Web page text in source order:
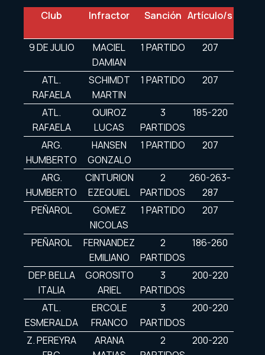
Club Infractor Sanción Artículo/s
9 DE JULIO
MACIEL
DAMIAN
1 PARTIDO 207
ATL.
RAFAELA
SCHIMDT
MARTIN
1 PARTIDO 207
ATL.
RAFAELA
QUIROZ
LUCAS
3
PARTIDOS
185-220
ARG.
HUMBERTO
HANSEN
GONZALO
1 PARTIDO 207
ARG.
HUMBERTO
CINTURION
EZEQUIEL
2
PARTIDOS
260-263-
287
PEÑAROL
GOMEZ
NICOLAS
1 PARTIDO 207
PEÑAROL
FERNANDEZ
EMILIANO
2
PARTIDOS
186-260
DEP. BELLA
ITALIA
GOROSITO
ARIEL
3
PARTIDOS
200-220
ATL.
ESMERALDA
ERCOLE
FRANCO
3
PARTIDOS
200-220
Z. PEREYRA
ARANA
2
200-220